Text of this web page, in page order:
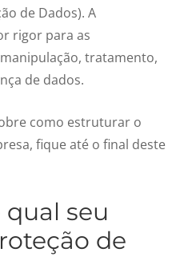
de Dados). A
rigor para as
tratamento,
de dados.
como estruturar o
fique até o final deste
qual seu
de